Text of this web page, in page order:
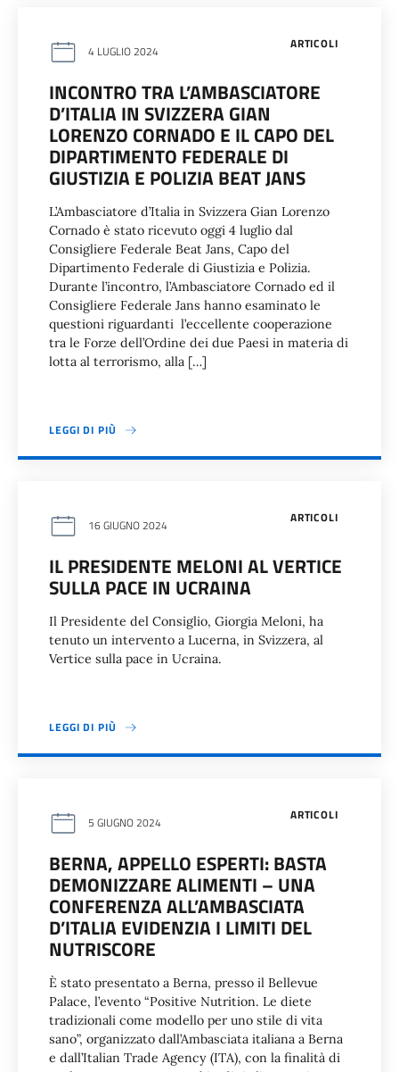
ARTICOLI
4 LUGLIO 2024
INCONTRO TRA L’AMBASCIATORE
D’ITALIA IN SVIZZERA GIAN
LORENZO CORNADO E IL CAPO DEL
DIPARTIMENTO FEDERALE DI
GIUSTIZIA E POLIZIA BEAT JANS
L’Ambasciatore d’Italia in Svizzera Gian Lorenzo
Cornado è stato ricevuto oggi 4 luglio dal
Consigliere Federale Beat Jans, Capo del
Dipartimento Federale di Giustizia e Polizia.
Durante l’incontro, l’Ambasciatore Cornado ed il
Consigliere Federale Jans hanno esaminato le
questioni riguardanti l’eccellente cooperazione
tra le Forze dell’Ordine dei due Paesi in materia di
lotta al terrorismo, alla […]
LEGGI DI PIÙ
ARTICOLI
16 GIUGNO 2024
IL PRESIDENTE MELONI AL VERTICE
SULLA PACE IN UCRAINA
Il Presidente del Consiglio, Giorgia Meloni, ha
tenuto un intervento a Lucerna, in Svizzera, al
Vertice sulla pace in Ucraina.
LEGGI DI PIÙ
ARTICOLI
5 GIUGNO 2024
BERNA, APPELLO ESPERTI: BASTA
DEMONIZZARE ALIMENTI – UNA
CONFERENZA ALL’AMBASCIATA
D’ITALIA EVIDENZIA I LIMITI DEL
NUTRISCORE
È stato presentato a Berna, presso il Bellevue
Palace, l’evento “Positive Nutrition. Le diete
tradizionali come modello per uno stile di vita
sano”, organizzato dall’Ambasciata italiana a Berna
e dall’Italian Trade Agency (ITA), con la finalità di